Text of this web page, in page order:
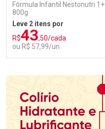
Fórmula Infantil Nestonutri 1+
800g
Leve 2 itens por
R$43,50/cada
ou R$ 57,99/un